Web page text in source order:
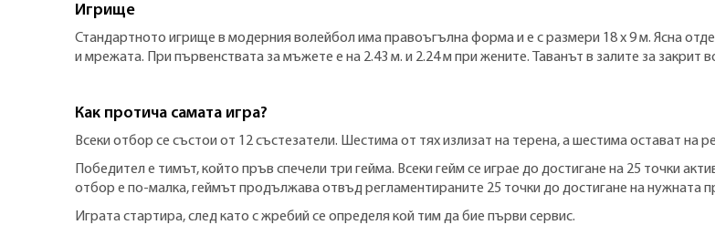
Игрище
Стандартното игрище в модерния волейбол има правоъгълна форма и е с размери 18 х 9 м. Ясна
и мрежата. При първенствата за мъжете е на 2.43 м. и 2.24 м при жените. Таванът в залите за закрит
Как протича самата игра?
Всеки отбор се състои от 12 състезатели. Шестима от тях излизат на терена, а шестима остават на
Победител е тимът, който пръв спечели три гейма. Всеки гейм се играе до достигане на 25 точки
отбор е по-малка, геймът продължава отвъд регламентираните 25 точки до достигане на нужната
Играта стартира, след като с жребий се определя кой тим да бие първи сервис.